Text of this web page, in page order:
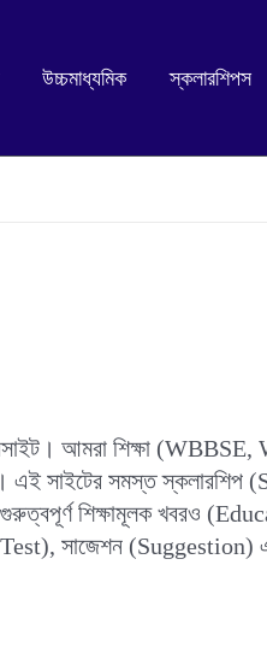
উচ্চমাধ্যমিক স্কলারশিপস
আমরা শিক্ষা
সাইটের সমস্ত স্কলারশিপ
শিক্ষামূলক খবরও
সাজেশন (Suggestion)